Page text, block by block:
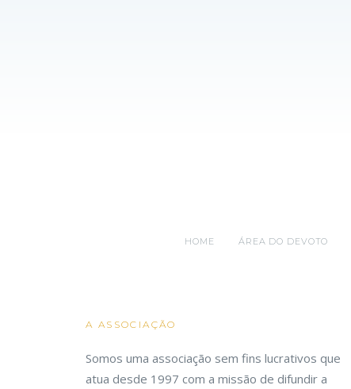
HOME ÁREA DO DEVOTO
A ASSOCIAÇÃO
Somos uma associação sem fins lucrativos que
atua desde 1997 com a missão de difundir a